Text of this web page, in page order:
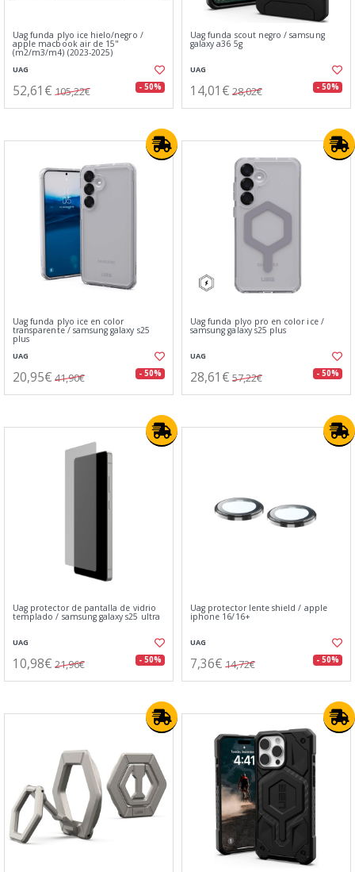
Uag funda plyo ice hielo/negro /
apple macbook air de 15"
(m2/m3/m4) (2023-2025)
UAG
52,61€ 105,22€ - 50%
Uag funda scout negro / samsung
galaxy a36 5g
UAG
14,01€ 28,02€ - 50%
Uag funda plyo ice en color
transparente / samsung galaxy s25
plus
UAG
20,95€ 41,90€ - 50%
Uag funda plyo pro en color ice /
samsung galaxy s25 plus
UAG
28,61€ 57,22€ - 50%
Uag protector de pantalla de vidrio
templado / samsung galaxy s25 ultra
UAG
10,98€ 21,96€ - 50%
Uag protector lente shield / apple
iphone 16/16+
UAG
7,36€ 14,72€ - 50%